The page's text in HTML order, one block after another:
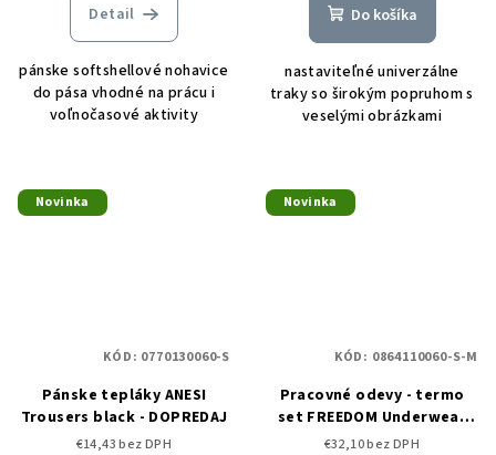
Detail
pánske softshellové nohavice
do pása vhodné na prácu i
voľnočasové aktivity
Do košíka
nastaviteľné univerzálne
traky so širokým popruhom s
veselými obrázkami
Novinka
Pánske tepláky ANESI
Trousers black - DOPREDAJ
€14,43 bez DPH
KÓD: 0770130060-S
Novinka
Pracovné odevy - termo
set FREEDOM Underwear
black
€32,10 bez DPH
KÓD: 0864110060-S-M